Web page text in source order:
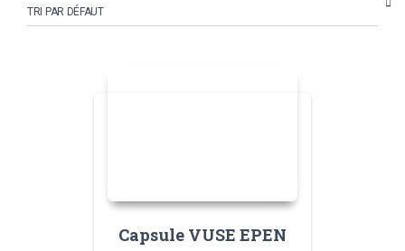
Capsule VUSE EPEN